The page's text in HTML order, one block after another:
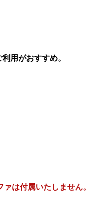
用がおすすめ。
は付属いたしません。